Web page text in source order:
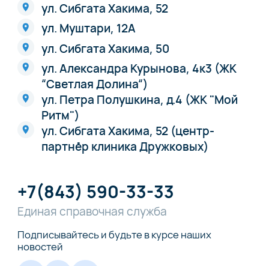
ул. Сибгата Хакима, 52
ул. Муштари, 12А
ул. Сибгата Хакима, 50
ул. Александра Курынова, 4к3 (ЖК
“Светлая Долина“)
ул. Петра Полушкина, д.4 (ЖК "Мой
Ритм")
ул. Сибгата Хакима, 52 (центр-
партнёр клиника Дружковых)
+7(843) 590-33-33
Единая справочная служба
Подписывайтесь и будьте в курсе наших
новостей